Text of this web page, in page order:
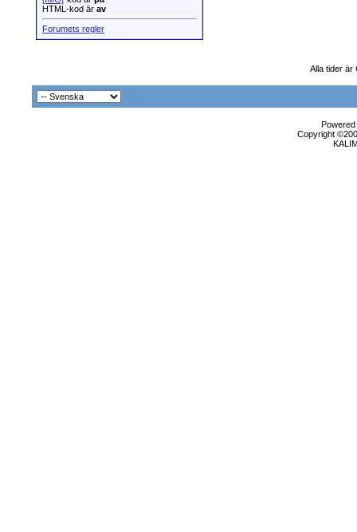
HTML-kod är av
Forumets regler
Alla tider är
Copyright